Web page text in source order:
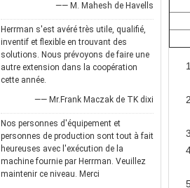
—— M. Mahesh de Havells
Herrman s'est avéré très utile, qualifié,
inventif et flexible en trouvant des
solutions. Nous prévoyons de faire une
autre extension dans la coopération
cette année.
—— Mr.Frank Maczak de TK dixi
Nos personnes d'équipement et
personnes de production sont tout à fait
heureuses avec l'exécution de la
machine fournie par Herrman. Veuillez
maintenir ce niveau. Merci